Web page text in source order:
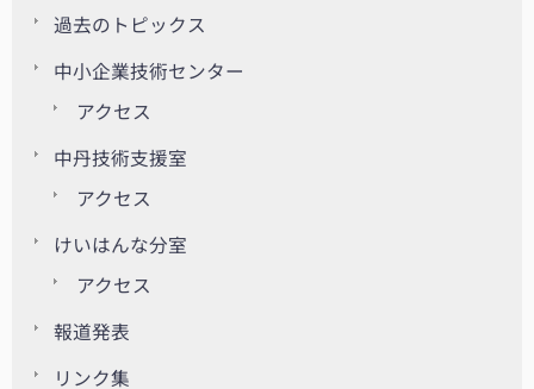
過去のトピックス
中小企業技術センター
アクセス
中丹技術支援室
アクセス
けいはんな分室
アクセス
報道発表
リンク集